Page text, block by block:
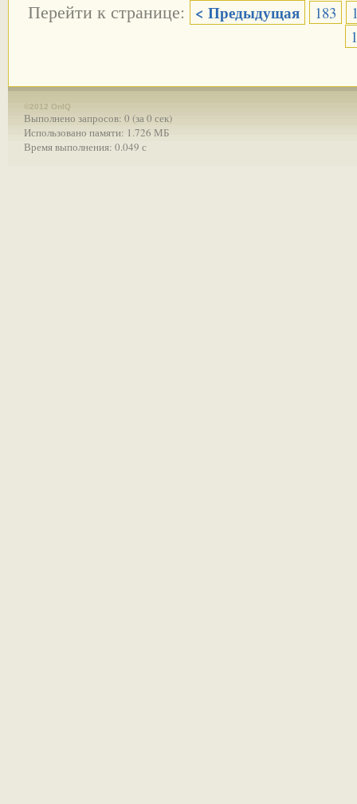
Перейти к странице: < Предыдущая 183
©2012 OnIQ
Выполнено запросов: 0 (за 0 сек)
Использовано памяти: 1.726 МБ
Время выполнения: 0.049 с